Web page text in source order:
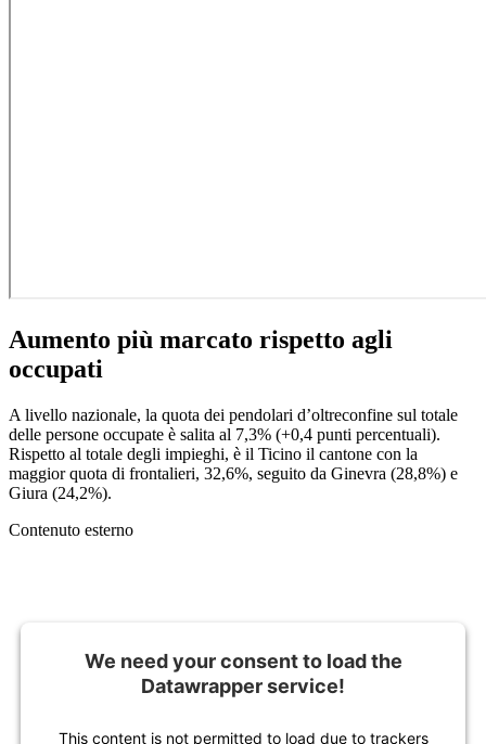
Aumento più marcato rispetto agli
occupati
A livello nazionale, la quota dei pendolari d’oltreconfine sul totale
delle persone occupate è salita al 7,3% (+0,4 punti percentuali).
Rispetto al totale degli impieghi, è il Ticino il cantone con la
maggior quota di frontalieri, 32,6%, seguito da Ginevra (28,8%) e
Giura (24,2%).
Contenuto esterno
We need your consent to load the
Datawrapper service!
This content is not permitted to load due to trackers